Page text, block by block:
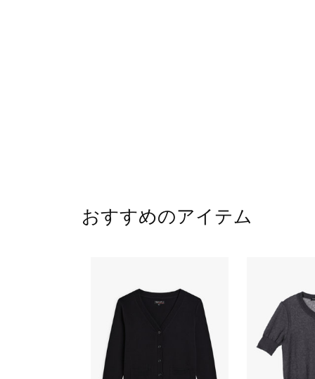
おすすめのアイテム